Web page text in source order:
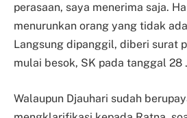
perasaan, saya menerima saja.
menurunkan orang yang tidak
Langsung dipanggil, diberi surat
mulai besok, SK pada tanggal 28
Walaupun Djauhari sudah